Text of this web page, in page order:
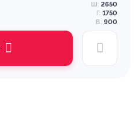
Ш: 2650
Г: 1750
В: 900